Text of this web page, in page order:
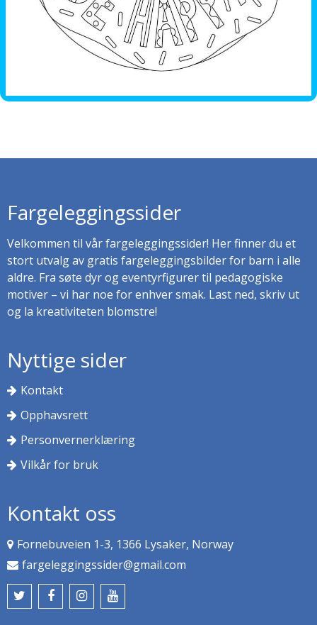
Fargeleggingssider
Velkommen til vår fargeleggingssider! Her finner du et
stort utvalg av gratis fargeleggingsbilder for barn i alle
aldre. Fra søte dyr og eventyrfigurer til pedagogiske
motiver – vi har noe for enhver smak. Last ned, skriv ut
og la kreativiteten blomstre!
Nyttige sider
Kontakt
Opphavsrett
Personvernerklæring
Vilkår for bruk
Kontakt oss
Fornebuveien 1-3, 1366 Lysaker, Norway
fargeleggingssider@gmail.com